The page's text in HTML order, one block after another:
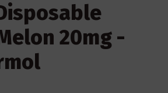
20mg -